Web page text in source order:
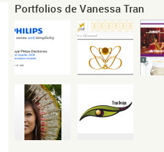
Portfolios de Vanessa Tran